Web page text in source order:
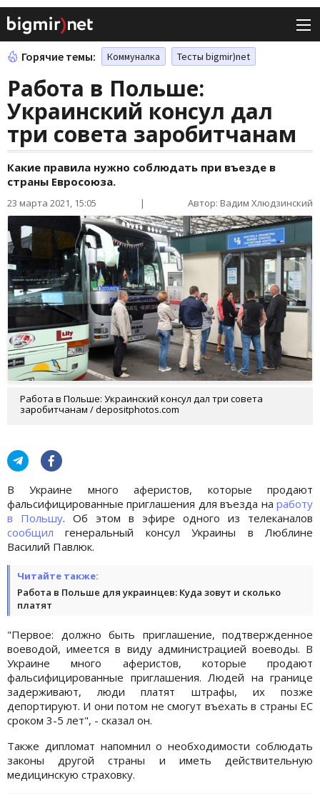
Горячие темы: Коммуналка Тесты bigmir)net
Работа в Польше:
Украинский консул дал
три совета заробитчанам
Какие правила нужно соблюдать при въезде в
страны Евросоюза.
23 марта 2021, 15:05 | Автор: Вадим Хлюдзинский
Работа в Польше: Украинский консул дал три совета
заробитчанам / depositphotos.com
В Украине много аферистов, которые продают
фальсифицированные приглашения для въезда на работу
в Польшу. Об этом в эфире одного из телеканалов
сообщил генеральный консул Украины в Люблине
Василий Павлюк.
Читайте также:
Работа в Польше для украинцев: Куда зовут и сколько
платят
"Первое: должно быть приглашение, подтвержденное
воеводой, имеется в виду администрацией воеводы. В
Украине много аферистов, которые продают
фальсифицированные приглашения. Людей на границе
задерживают, люди платят штрафы, их позже
депортируют. И они потом не смогут въехать в страны ЕС
сроком 3-5 лет", - сказал он.
Также дипломат напомнил о необходимости соблюдать
законы другой страны и иметь действительную
медицинскую страховку.